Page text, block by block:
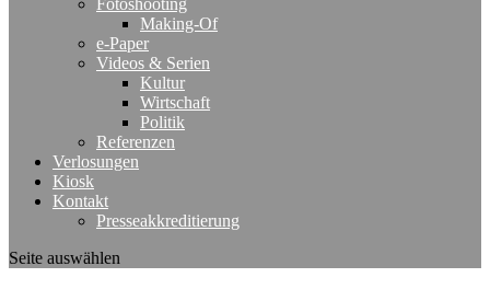
Making-Of
e-Paper
Videos & Serien
Kultur
Wirtschaft
Politik
Referenzen
Verlosungen
Kiosk
Kontakt
Presseakkreditierung
Seite auswählen